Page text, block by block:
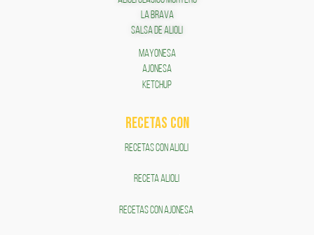
LA BRAVA
SALSA DE ALIOLI
MAYONESA
AJONESA
KETCHUP
RECETAS COn
RECETAS CON ALIOLI
RECETA ALIOLI
RECETAS CON AJONESA